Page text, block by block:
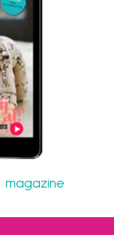
magazine